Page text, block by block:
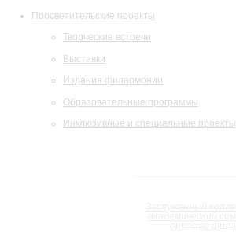
Просветительские проекты
Творческие встречи
Выставки
Издания филармонии
Образовательные программы
Инклюзивные и специальные проекты